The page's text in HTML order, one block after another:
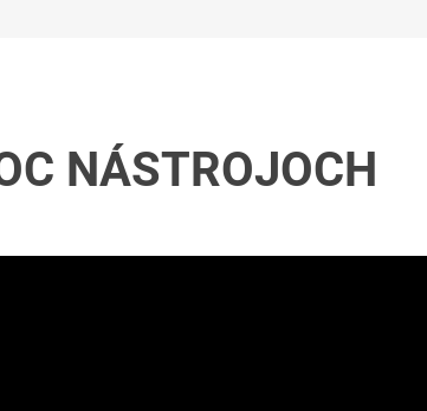
NÁSTROJOCH